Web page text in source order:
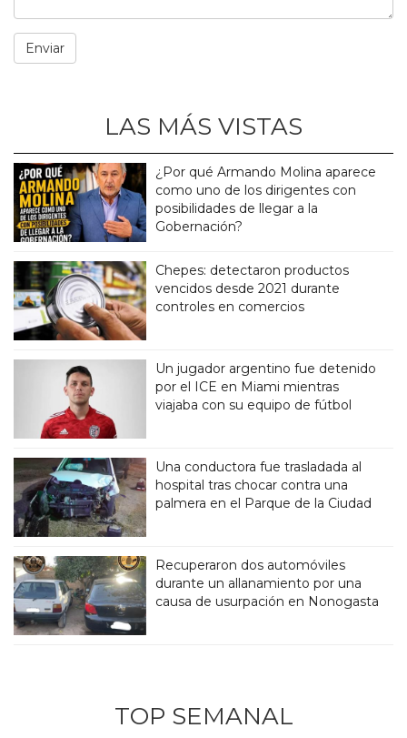
LAS MÁS VISTAS
¿Por qué Armando Molina aparece
como uno de los dirigentes con
posibilidades de llegar a la
Gobernación?
Chepes: detectaron productos
vencidos desde 2021 durante
controles en comercios
Un jugador argentino fue detenido
por el ICE en Miami mientras
viajaba con su equipo de fútbol
Una conductora fue trasladada al
hospital tras chocar contra una
palmera en el Parque de la Ciudad
Recuperaron dos automóviles
durante un allanamiento por una
causa de usurpación en Nonogasta
TOP SEMANAL